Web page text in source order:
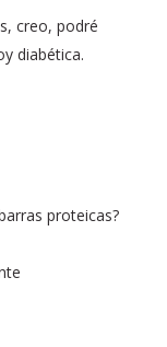
creo, podré
diabética.
proteicas?